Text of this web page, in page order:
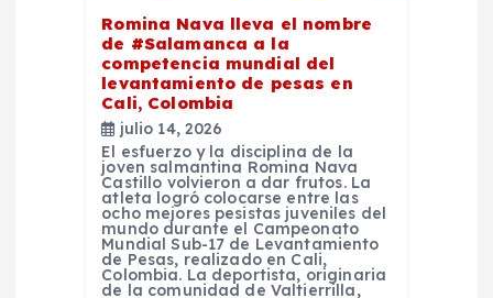
Romina Nava lleva el nombre
de #Salamanca a la
competencia mundial del
levantamiento de pesas en
Cali, Colombia
julio 14, 2026
El esfuerzo y la disciplina de la
joven salmantina Romina Nava
Castillo volvieron a dar frutos. La
atleta logró colocarse entre las
ocho mejores pesistas juveniles del
mundo durante el Campeonato
Mundial Sub-17 de Levantamiento
de Pesas, realizado en Cali,
Colombia. La deportista, originaria
de la comunidad de Valtierrilla,